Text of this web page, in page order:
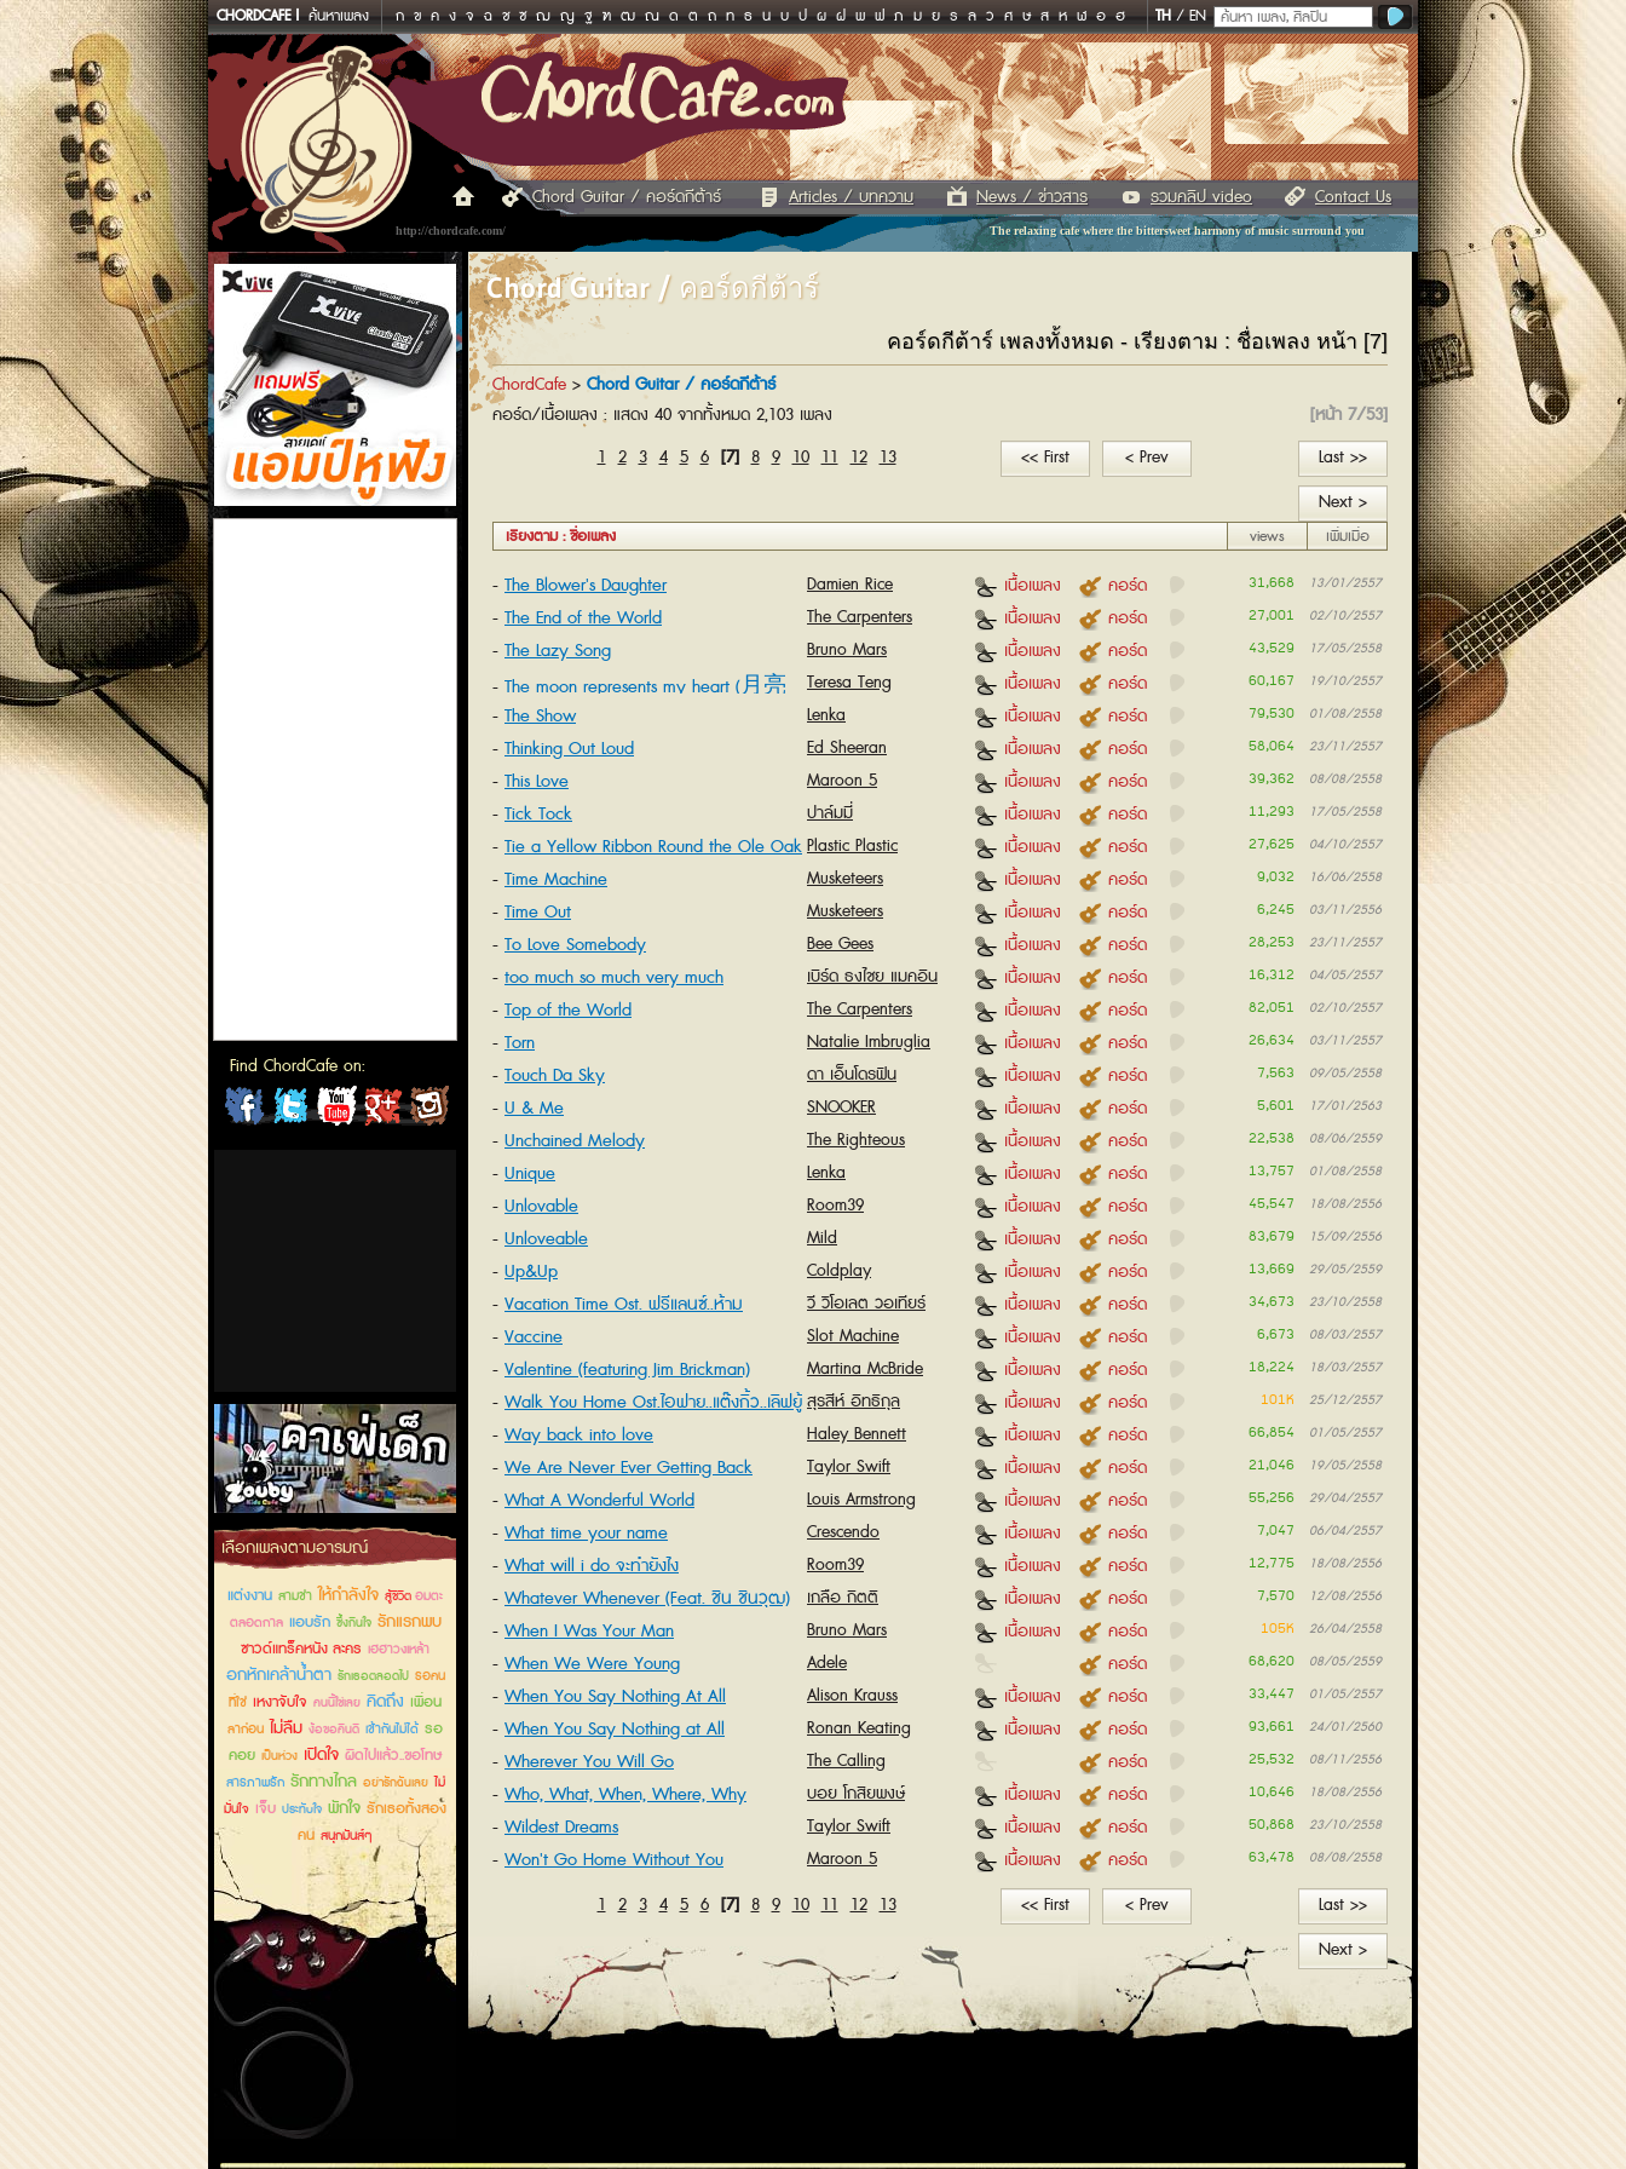
CHORDCAFE ค้นหาเพลง ก ข ค ง จ ฉ ช ซ ฌ ญ ฐ ฑ ฒ ณ ด ต ถ ท ธ น บ ป ผ ฝ พ ฟ ภ ม ย ร ล ว ศ ษ ส ห ฬ อ ฮ TH/EN
The relaxing cafe where the bittersweet harmony of music surround you
http://chordcafe.com/
Chord Guitar / คอร์ดกีต้าร์ Articles / บทความ News / ข่าวสาร รวมคลิป video Contact Us
แอมป์หูฟัง
Find ChordCafe on:
ChordCafeChordCafeChordCafeChordCafeChordCafe
คาเฟ่เด็กลำลูกกา
เลือกเพลงตามอารมณ์
แต่งงาน สามช่า ให้กำลังใจ สู้ชีวิตอมตะ
ตลอดกาล แอบรัก ซึ้งกินใจ รักแรกพบ
ซาวด์แทร็คหนัง ละคร เฮฮาวงเหล้า
อกหักเคล้าน้ำตา รักเธอตลอดไป รอคน
ที่ใช่ เหงาจับใจ คนนี้ใช่เลย คิดถึง เพื่อน
ลาก่อน ไม่ลืม ง้อขอคืนดี เข้ากันไม่ได้ รอ
คอย เป็นห่วง เปิดใจ ผิดไปแล้ว..ขอโทษ
สารภาพรัก รักทางไกล อย่ารักฉันเลย ไม่
มั่นใจ เจ็บ ประทับใจ พักใจ รักเธอทั้งสอง
คน สนุกมันส์ๆ
Chord Guitar / คอร์ดกีต้าร์
คอร์ดกีต้าร์ เพลงทั้งหมด - เรียงตาม : ชื่อเพลง หน้า [7]
ChordCafe > Chord Guitar / คอร์ดกีต้าร์
คอร์ด/เนื้อเพลง : แสดง 40 จากทั้งหมด 2,103 เพลง
[หน้า 7/53]
<< First
< Prev
1 2 3 4 5 6 [7] 8 9 10 11 12 13
Last >>
Next >
เรียงตาม : ชื่อเพลง เพิ่มเมื่อ
views
The Blower's Daughter Damien Rice 13/01/2557
31,668
คอร์ด
เนื้อเพลง
The End of the World The Carpenters 02/10/2557
27,001
คอร์ด
เนื้อเพลง
The Lazy Song Bruno Mars 17/05/2558
43,529
คอร์ด
เนื้อเพลง
The moon represents my heart (月亮
代表我的心)
Teresa Teng 19/10/2557
60,167
คอร์ด
เนื้อเพลง
The Show Lenka 01/08/2558
79,530
คอร์ด
เนื้อเพลง
Thinking Out Loud Ed Sheeran 23/11/2557
58,064
คอร์ด
เนื้อเพลง
This Love Maroon 5 08/08/2558
39,362
คอร์ด
เนื้อเพลง
Tick Tock ปาล์มมี่ 17/05/2558
11,293
คอร์ด
เนื้อเพลง
Tie a Yellow Ribbon Round the Ole Oak
Tree
Plastic Plastic 04/10/2557
27,625
คอร์ด
เนื้อเพลง
Time Machine Musketeers 16/06/2558
9,032
คอร์ด
เนื้อเพลง
Time Out Musketeers 03/11/2556
6,245
คอร์ด
เนื้อเพลง
To Love Somebody Bee Gees 23/11/2557
28,253
คอร์ด
เนื้อเพลง
too much so much very much
เบิร์ด ธงไชย แมคอิน
ไตย์
04/05/2557
16,312
คอร์ด
เนื้อเพลง
Top of the World The Carpenters 02/10/2557
82,051
คอร์ด
เนื้อเพลง
Torn Natalie Imbruglia 03/11/2557
26,634
คอร์ด
เนื้อเพลง
Touch Da Sky ดา เอ็นโดรฟิน 09/05/2558
7,563
คอร์ด
เนื้อเพลง
U & Me SNOOKER 17/01/2563
5,601
คอร์ด
เนื้อเพลง
Unchained Melody
The Righteous
Brothers
08/06/2559
22,538
คอร์ด
เนื้อเพลง
Unique Lenka 01/08/2558
13,757
คอร์ด
เนื้อเพลง
Unlovable Room39 18/08/2556
45,547
คอร์ด
เนื้อเพลง
Unloveable Mild 15/09/2556
83,679
คอร์ด
เนื้อเพลง
Up&Up Coldplay 29/05/2559
13,669
คอร์ด
เนื้อเพลง
Vacation Time Ost. ฟรีแลนซ์..ห้าม
ป่วย..ห้ามพัก..ห้ามรักหมอ
วี วิโอเลต วอเทียร์ 23/10/2558
34,673
คอร์ด
เนื้อเพลง
Vaccine Slot Machine 08/03/2557
6,673
คอร์ด
เนื้อเพลง
Valentine (featuring Jim Brickman) Martina McBride 18/03/2557
18,224
คอร์ด
เนื้อเพลง
Walk You Home Ost.ไอฟาย..แต๊งกิ้ว..เลิฟยู้สุรสีห์ อิทธิกุล 25/12/2557
101K
คอร์ด
เนื้อเพลง
Way back into love Haley Bennett 01/05/2557
66,854
คอร์ด
เนื้อเพลง
We Are Never Ever Getting Back
Together
Taylor Swift 19/05/2558
21,046
คอร์ด
เนื้อเพลง
What A Wonderful World Louis Armstrong 29/04/2557
55,256
คอร์ด
เนื้อเพลง
What time your name Crescendo 06/04/2557
7,047
คอร์ด
เนื้อเพลง
What will i do จะทำยังไง Room39 18/08/2556
12,775
คอร์ด
เนื้อเพลง
Whatever Whenever (Feat. ชิน ชินวุฒ) เกลือ กิตติ 12/08/2556
7,570
คอร์ด
เนื้อเพลง
When I Was Your Man Bruno Mars 26/04/2558
105K
คอร์ด
เนื้อเพลง
When We Were Young Adele 08/05/2559
68,620
คอร์ด
When You Say Nothing At All Alison Krauss 01/05/2557
33,447
คอร์ด
เนื้อเพลง
When You Say Nothing at All Ronan Keating 24/01/2560
93,661
คอร์ด
เนื้อเพลง
Wherever You Will Go The Calling 08/11/2556
25,532
คอร์ด
Who, What, When, Where, Why บอย โกสิยพงษ์ 18/08/2556
10,646
คอร์ด
เนื้อเพลง
Wildest Dreams Taylor Swift 23/10/2558
50,868
คอร์ด
เนื้อเพลง
Won't Go Home Without You Maroon 5 08/08/2558
63,478
คอร์ด
เนื้อเพลง
<< First
< Prev
1 2 3 4 5 6 [7] 8 9 10 11 12 13
Last >>
Next >